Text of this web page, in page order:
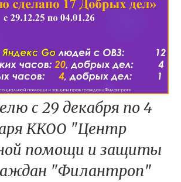
с 29 декабря по 4
ККОО "Центр
помощи и защиты
"Филантроп"